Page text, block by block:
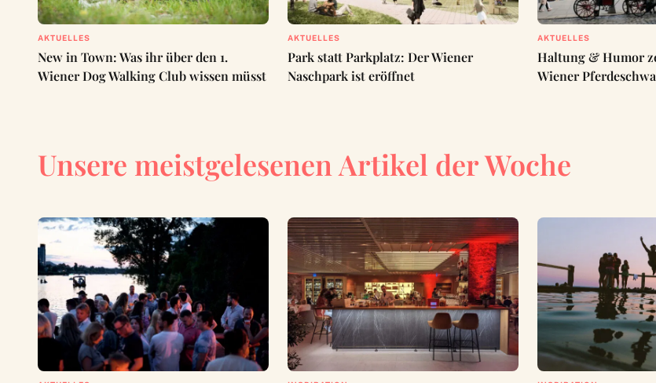
AKTUELLES
New in Town: Was ihr über den 1.
Wiener Dog Walking Club wissen müsst
AKTUELLES
Park statt Parkplatz: Der Wiener
Naschpark ist eröffnet
AKTUELLES
Haltung & Humor
Wiener
Unsere meistgelesenen Artikel der Woche